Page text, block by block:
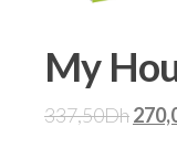
My
337,50Dh